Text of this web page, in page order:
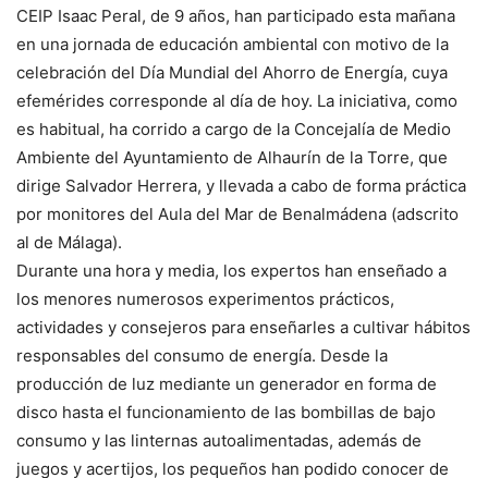
CEIP Isaac Peral, de 9 años, han participado esta mañana
en una jornada de educación ambiental con motivo de la
celebración del Día Mundial del Ahorro de Energía, cuya
efemérides corresponde al día de hoy. La iniciativa, como
es habitual, ha corrido a cargo de la Concejalía de Medio
Ambiente del Ayuntamiento de Alhaurín de la Torre, que
dirige Salvador Herrera, y llevada a cabo de forma práctica
por monitores del Aula del Mar de Benalmádena (adscrito
al de Málaga).
Durante una hora y media, los expertos han enseñado a
los menores numerosos experimentos prácticos,
actividades y consejeros para enseñarles a cultivar hábitos
responsables del consumo de energía. Desde la
producción de luz mediante un generador en forma de
disco hasta el funcionamiento de las bombillas de bajo
consumo y las linternas autoalimentadas, además de
juegos y acertijos, los pequeños han podido conocer de